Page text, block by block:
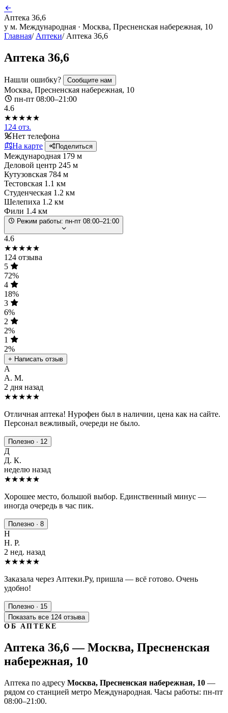
Аптека 36,6
у м. Международная · Москва, Пресненская набережная, 10
Главная/ Аптеки/ Аптека 36,6
Аптека 36,6
Нашли ошибку? Сообщите нам
Москва, Пресненская набережная, 10
пн-пт 08:00–21:00
4.6
★★★★★
124 отз.
Нет телефона
На карте
Поделиться
Международная 179 м
Деловой центр 245 м
Кутузовская 784 м
Тестовская 1.1 км
Студенческая 1.2 км
Шелепиха 1.2 км
Фили 1.4 км
Режим работы: пн-пт 08:00–21:00
4.6
★★★★★
124 отзыва
5
72%
4
18%
3
6%
2
2%
1
2%
+ Написать отзыв
А
А. М.
2 дня назад
★★★★★
Отличная аптека! Нурофен был в наличии, цена как на сайте.
Персонал вежливый, очереди не было.
Полезно · 12
Д
Д. К.
неделю назад
★★★★★
Хорошее место, большой выбор. Единственный минус —
иногда очередь в час пик.
Полезно · 8
Н
Н. Р.
2 нед. назад
★★★★★
Заказала через Аптеки.Ру, пришла — всё готово. Очень
удобно!
Полезно · 15
Показать все 124 отзыва
ОБ АПТЕКЕ
Аптека 36,6 — Москва, Пресненская
набережная, 10
Аптека по адресу Москва, Пресненская набережная, 10 —
рядом со станцией метро Международная. Часы работы: пн-пт
08:00–21:00.